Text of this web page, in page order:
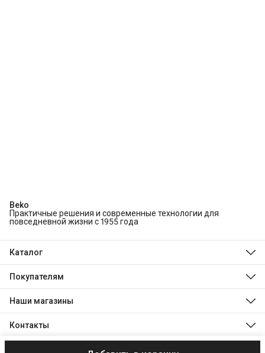
Beko
Практичные решения и современные технологии для
повседневной жизни с 1955 года
Каталог
Стиральные и сушильные машины
Варочные панели
Покупателям
Технологии Beko
Оплата
Наши магазины
Indesit
Контакты
Телефон